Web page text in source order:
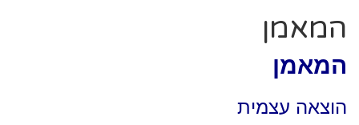
המאמן
המאמן
הוצאה עצמית